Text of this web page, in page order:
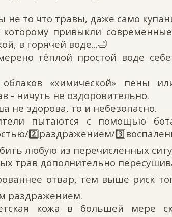
не то что травы, даже само
привыкли
в горячей воде...🛁
тёплой простой воде
облаков «химической» пены
- ничуть не оздоровительно.
не здорова, то и небезопасно.
пытаются с помощью
2️⃣раздражением/
любую из перечисленных
трав дополнительно
отвар, тем выше риск
раздражением.
кожа в большей мере